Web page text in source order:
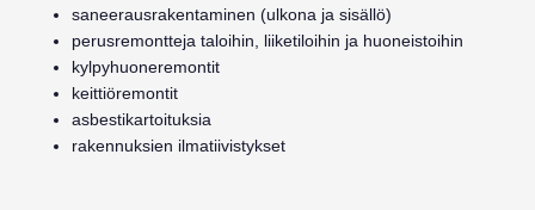
saneerausrakentaminen (ulkona ja sisällö)
perusremontteja taloihin, liiketiloihin ja huoneistoihin
kylpyhuoneremontit
keittiöremontit
asbestikartoituksia
rakennuksien ilmatiivistykset